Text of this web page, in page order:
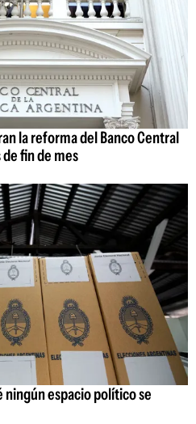
la reforma del Banco Central
fin de mes
ningún espacio político se